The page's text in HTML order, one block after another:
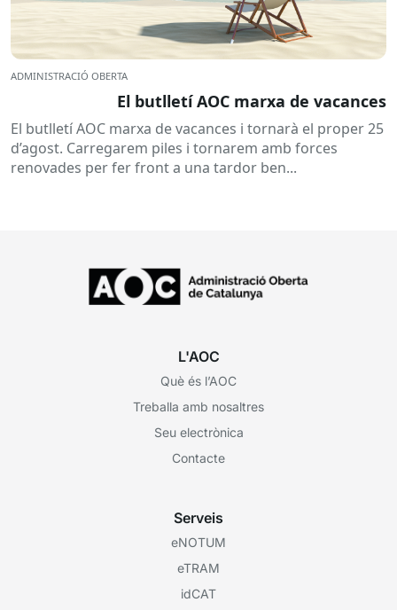
ADMINISTRACIÓ OBERTA
El butlletí AOC marxa de vacances
El butlletí AOC marxa de vacances i tornarà el proper 25
d’agost. Carregarem piles i tornarem amb forces
renovades per fer front a una tardor ben...
L'AOC
Què és l’AOC
Treballa amb nosaltres
Seu electrònica
Contacte
Serveis
eNOTUM
eTRAM
idCAT